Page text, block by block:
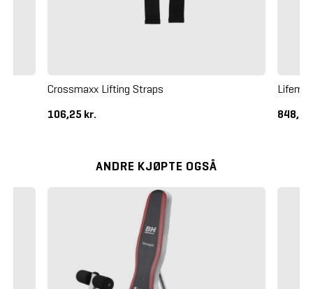
Crossmaxx Lifting Straps
106,25 kr.
ANDRE KJØPTE OGSÅ